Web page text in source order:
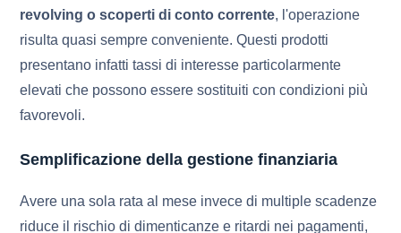
revolving o scoperti di conto corrente, l'operazione
risulta quasi sempre conveniente. Questi prodotti
presentano infatti tassi di interesse particolarmente
elevati che possono essere sostituiti con condizioni più
favorevoli.
Semplificazione della gestione finanziaria
Avere una sola rata al mese invece di multiple scadenze
riduce il rischio di dimenticanze e ritardi nei pagamenti,